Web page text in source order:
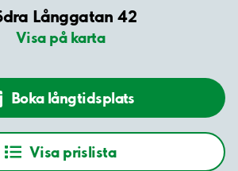
Långgatan 42
Visa på karta
Boka långtidsplats
Visa prislista